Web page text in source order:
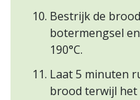
Bestrijk de
botermengsel
190°C.
Laat 5 minuten
brood terwijl het